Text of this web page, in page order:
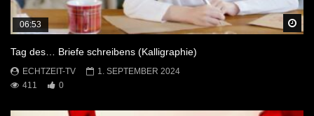
06:53
Tag des… Briefe schreibens (Kalligraphie)
ECHTZEIT-TV
1. SEPTEMBER 2024
411
0